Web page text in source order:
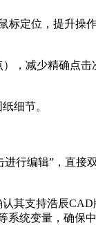
标定位，提升操作
，减少精确点击
细节。
行编辑”，直接
其支持浩辰CAD
系统变量，确保